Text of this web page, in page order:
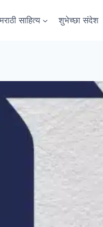
साहित्य शुभेच्छा संदेश